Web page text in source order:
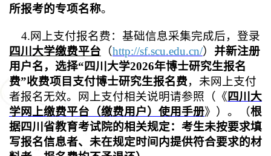
所报考的专项名称。
4.网上支付报名费：基础信息采集完成后，登录
四川大学缴费平台 （http://sf.scu.edu.cn/） 并新注册
用户名，选择“四川大学2026年博士研究生报名
费”收费项目支付博士研究生报名费，未网上支付
者报名无效。网上支付相关说明请参照（《四川大
学网上缴费平台（缴费用户）使用手册》）。（根
据四川省教育考试院的相关规定：考生未按要求填
写报名信息者、未在规定时间内提供符合要求的材